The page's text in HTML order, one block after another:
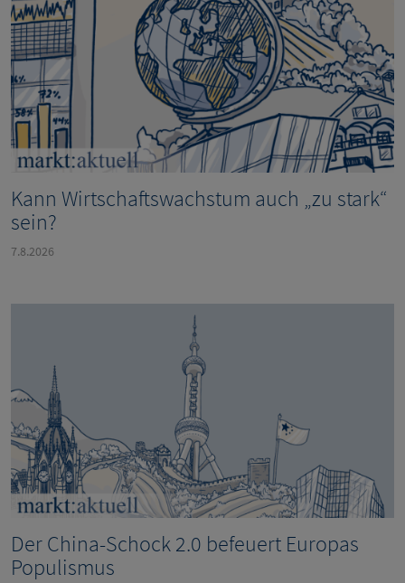
Kann Wirtschaftswachstum auch „zu stark“
sein?
7.8.2026
Der China-Schock 2.0 befeuert Europas
Populismus